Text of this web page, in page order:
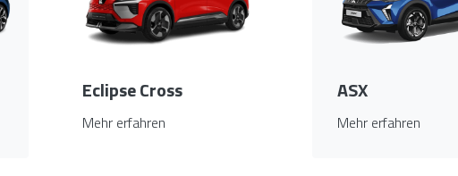
Eclipse Cross
Mehr erfahren
ASX
Mehr erfahren